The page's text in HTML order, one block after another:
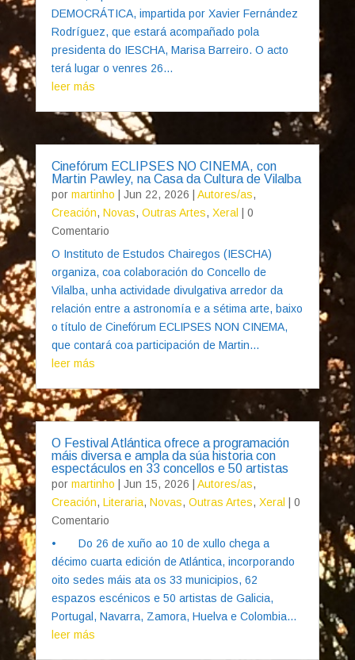
DEMOCRÁTICA, impartida por Xavier Fernández
Rodríguez, que estará acompañado pola
presidenta do IESCHA, Marisa Barreiro. O acto
terá lugar o venres 26...
leer más
Cinefórum ECLIPSES NO CINEMA, con
Martin Pawley, na Casa da Cultura de Vilalba
por martinho Jun 22, 2026 Autores/as,
Creación, Novas, Outras Artes, Xeral
| 0
Comentario
O Instituto de Estudos Chairegos (IESCHA)
organiza, coa colaboración do Concello de
Vilalba, unha actividade divulgativa arredor da
relación entre a astronomía e a sétima arte, baixo
o título de Cinefórum ECLIPSES NON CINEMA,
que contará coa participación de Martin...
leer más
O Festival Atlántica ofrece a programación
máis diversa e ampla da súa historia con
espectáculos en 33 concellos e 50 artistas
por martinho Jun 15, 2026 Autores/as,
Creación, Literaria, Novas, Outras Artes, Xeral
| 0
Comentario
• Do 26 de xuño ao 10 de xullo chega a
décimo cuarta edición de Atlántica, incorporando
oito sedes máis ata os 33 municipios, 62
espazos escénicos e 50 artistas de Galicia,
Portugal, Navarra, Zamora, Huelva e Colombia...
leer más